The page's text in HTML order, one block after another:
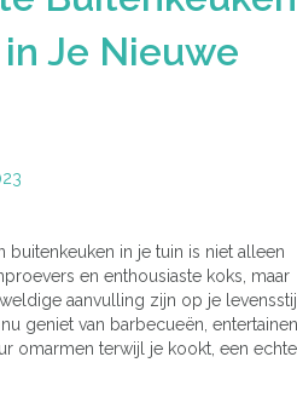
Je Nieuwe
buitenkeuken in je tuin is niet alleen
en enthousiaste koks, maar
aanvulling zijn op je
geniet van barbecueën, entertainen
omarmen terwijl je kookt, een echte